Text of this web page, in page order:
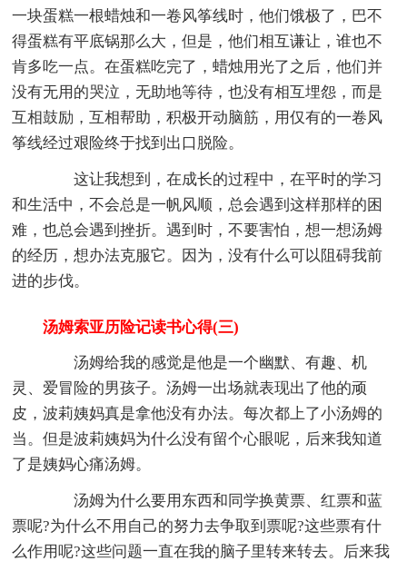
一块蛋糕一根蜡烛和一卷风筝线时，他们饿极了，巴不
得蛋糕有平底锅那么大，但是，他们相互谦让，谁也不
肯多吃一点。在蛋糕吃完了，蜡烛用光了之后，他们并
没有无用的哭泣，无助地等待，也没有相互埋怨，而是
互相鼓励，互相帮助，积极开动脑筋，用仅有的一卷风
筝线经过艰险终于找到出口脱险。
这让我想到，在成长的过程中，在平时的学习
和生活中，不会总是一帆风顺，总会遇到这样那样的困
难，也总会遇到挫折。遇到时，不要害怕，想一想汤姆
的经历，想办法克服它。因为，没有什么可以阻碍我前
进的步伐。
汤姆索亚历险记读书心得(三)
汤姆给我的感觉是他是一个幽默、有趣、机
灵、爱冒险的男孩子。汤姆一出场就表现出了他的顽
皮，波莉姨妈真是拿他没有办法。每次都上了小汤姆的
当。但是波莉姨妈为什么没有留个心眼呢，后来我知道
了是姨妈心痛汤姆。
汤姆为什么要用东西和同学换黄票、红票和蓝
票呢?为什么不用自己的努力去争取到票呢?这些票有什
么作用呢?这些问题一直在我的脑子里转来转去。后来我